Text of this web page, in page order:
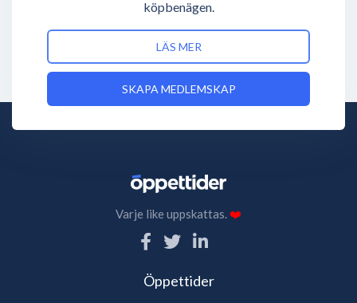
köpbenägen.
LÄS MER
SKAPA MEDLEMSKAP
Varje like uppskattas.❤️
Öppettider